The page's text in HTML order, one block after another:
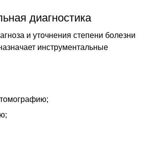
диагностика
и уточнения степени болезни
инструментальные